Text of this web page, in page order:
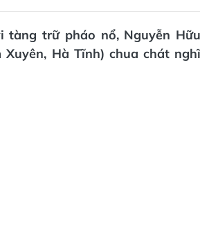
tàng trữ pháo nổ, Nguyễn Hữu
Xuyên, Hà Tĩnh) chua chát nghĩ